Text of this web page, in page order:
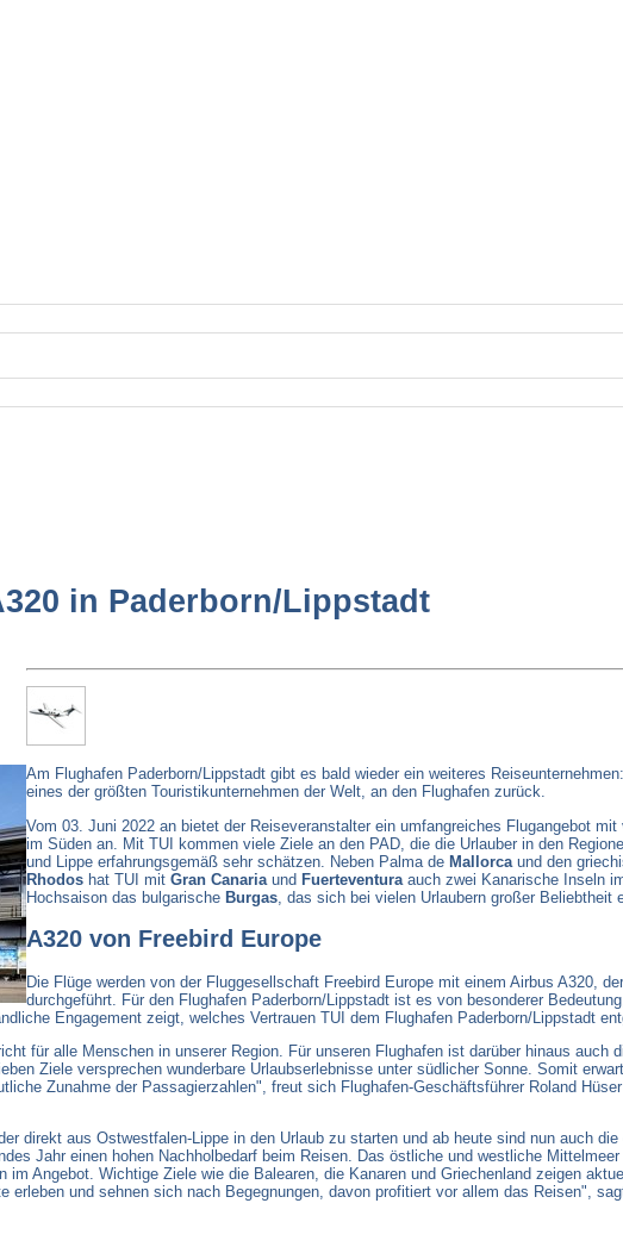
in Paderborn/Lippstadt
Am Flughafen Paderborn/Lippstadt gibt es bald wieder ein weiteres
eines der größten Touristikunternehmen der Welt, an den Flughafen zurück.
Vom 03. Juni 2022 an bietet der Reiseveranstalter ein umfangreiches Flugangebot
im Süden an. Mit TUI kommen viele Ziele an den PAD, die die Urlauber in den
und Lippe erfahrungsgemäß sehr schätzen. Neben Palma de Mallorcaund den
Rhodoshat TUI mit Gran Canariaund Fuerteventuraauch zwei Kanarische Inseln
Hochsaison das bulgarische Burgas, das sich bei vielen Urlaubern großer Beliebtheit
A320 von Freebird Europe
Die Flüge werden von der Fluggesellschaft Freebird Europe mit einem Airbus A320,
durchgeführt. Für den Flughafen Paderborn/Lippstadt ist es von besonderer
Engagement zeigt, welches Vertrauen TUI dem Flughafen Paderborn/Lippstadt
für alle Menschen in unserer Region. Für unseren Flughafen ist darüber hinaus auch
Ziele versprechen wunderbare Urlaubserlebnisse unter südlicher Sonne. Somit
Zunahme der Passagierzahlen", freut sich Flughafen-Geschäftsführer Roland
direkt aus Ostwestfalen-Lippe in den Urlaub zu starten und ab heute sind nun auch
Jahr einen hohen Nachholbedarf beim Reisen. Das östliche und westliche
im Angebot. Wichtige Ziele wie die Balearen, die Kanaren und Griechenland zeigen
erleben und sehnen sich nach Begegnungen, davon profitiert vor allem das Reisen",